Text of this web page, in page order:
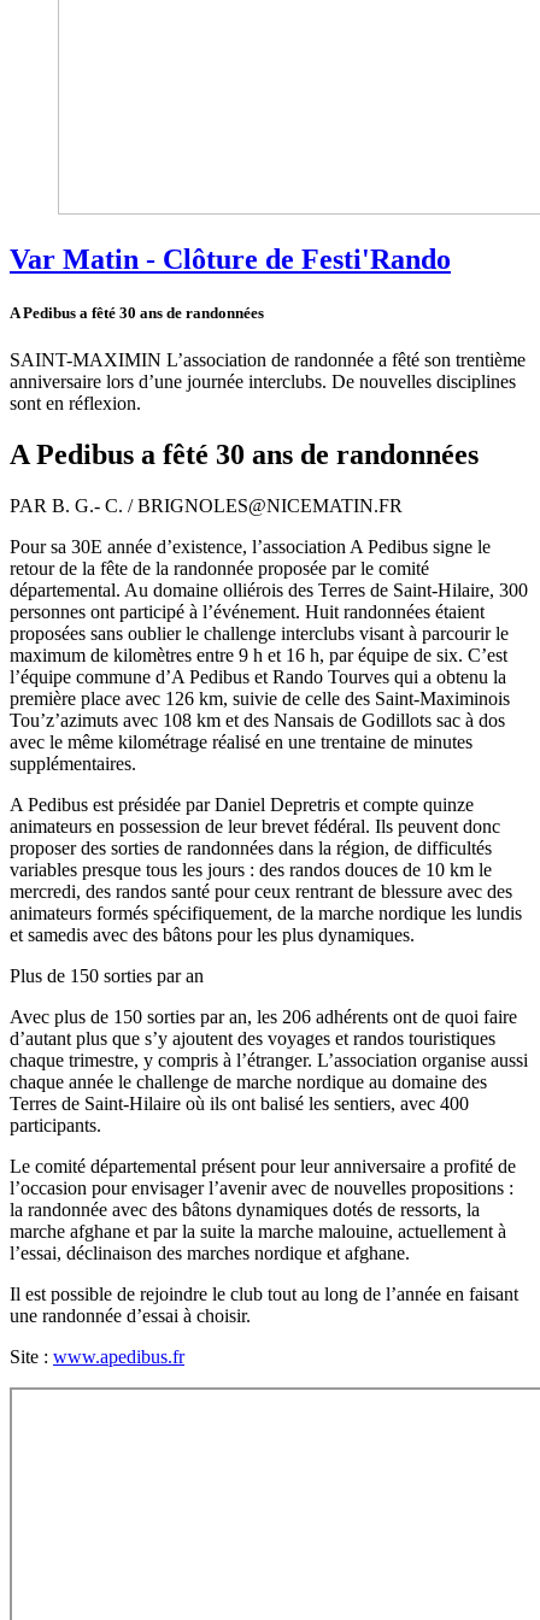
Var Matin - Clôture de Festi'Rando
A Pedibus a fêté 30 ans de randonnées
SAINT-MAXIMIN L’association de randonnée a fêté son trentième
anniversaire lors d’une journée interclubs. De nouvelles disciplines
sont en réflexion.
A Pedibus a fêté 30 ans de randonnées
PAR B. G.- C. / BRIGNOLES@NICEMATIN.FR
Pour sa 30E année d’existence, l’association A Pedibus signe le
retour de la fête de la randonnée proposée par le comité
départemental. Au domaine olliérois des Terres de Saint-Hilaire, 300
personnes ont participé à l’événement. Huit randonnées étaient
proposées sans oublier le challenge interclubs visant à parcourir le
maximum de kilomètres entre 9 h et 16 h, par équipe de six. C’est
l’équipe commune d’A Pedibus et Rando Tourves qui a obtenu la
première place avec 126 km, suivie de celle des Saint-Maximinois
Tou’z’azimuts avec 108 km et des Nansais de Godillots sac à dos
avec le même kilométrage réalisé en une trentaine de minutes
supplémentaires.
A Pedibus est présidée par Daniel Depretris et compte quinze
animateurs en possession de leur brevet fédéral. Ils peuvent donc
proposer des sorties de randonnées dans la région, de difficultés
variables presque tous les jours : des randos douces de 10 km le
mercredi, des randos santé pour ceux rentrant de blessure avec des
animateurs formés spécifiquement, de la marche nordique les lundis
et samedis avec des bâtons pour les plus dynamiques.
Plus de 150 sorties par an
Avec plus de 150 sorties par an, les 206 adhérents ont de quoi faire
d’autant plus que s’y ajoutent des voyages et randos touristiques
chaque trimestre, y compris à l’étranger. L’association organise aussi
chaque année le challenge de marche nordique au domaine des
Terres de Saint-Hilaire où ils ont balisé les sentiers, avec 400
participants.
Le comité départemental présent pour leur anniversaire a profité de
l’occasion pour envisager l’avenir avec de nouvelles propositions :
la randonnée avec des bâtons dynamiques dotés de ressorts, la
marche afghane et par la suite la marche malouine, actuellement à
l’essai, déclinaison des marches nordique et afghane.
Il est possible de rejoindre le club tout au long de l’année en faisant
une randonnée d’essai à choisir.
Site : www.apedibus.fr